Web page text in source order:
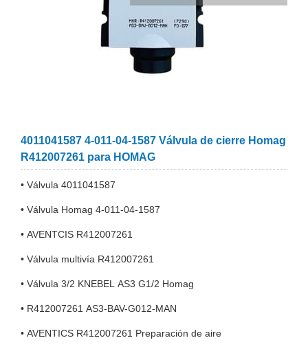
4011041587 4-011-04-1587 Válvula de cierre Homag
R412007261 para HOMAG
• Válvula 4011041587
• Válvula Homag 4-011-04-1587
• AVENTCIS R412007261
• Válvula multivía R412007261
• Válvula 3/2 KNEBEL AS3 G1/2 Homag
• R412007261 AS3-BAV-G012-MAN
• AVENTICS R412007261 Preparación de aire